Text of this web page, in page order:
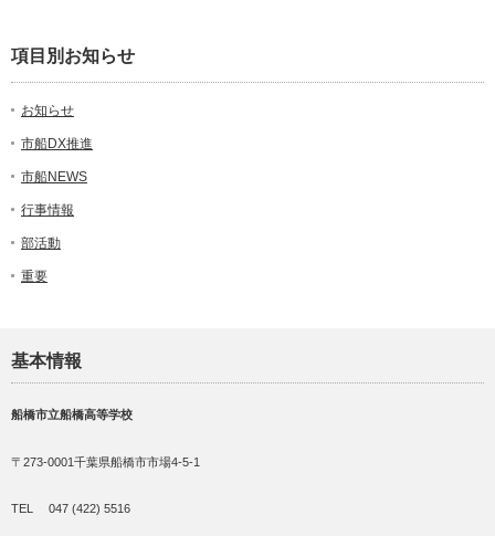
項目別お知らせ
お知らせ
市船DX推進
市船NEWS
行事情報
部活動
重要
基本情報
船橋市立船橋高等学校
〒273-0001千葉県船橋市市場4-5-1
TEL 047 (422) 5516